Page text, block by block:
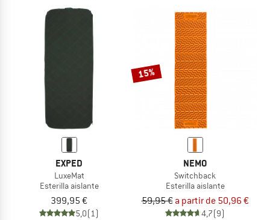
EXPED
LuxeMat
Esterilla aislante
399,95 €
5,0(1)
15%
NEMO
Switchback
Esterilla aislante
59,95 € a partir de 50,96 €
4,7(9)